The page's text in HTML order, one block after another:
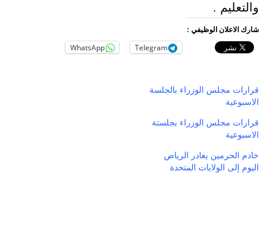
والتعليم .
شارك الاعلان الوظيفي :
Telegram
WhatsApp
قرارات مجلس الوزراء بالجلسة
الاسبوعية
قرارات مجلس الوزراء بجلستة
الاسبوعية
خادم الحرمين يغادر الرياض
اليوم إلى الولايات المتحدة